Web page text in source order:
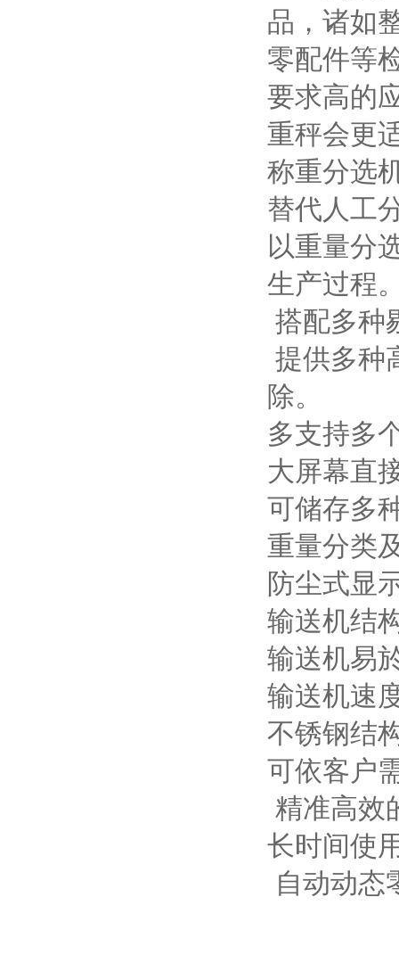
品，诸如
零配件等
要求高的
重秤会更
称重分选
替代人工
以重量分
生产过程
搭配多种
提供多种
除。
多支持多
大屏幕直
可储存多
重量分类
防尘式显
输送机结
输送机易
输送机速
不锈钢结
可依客户
精准高效
长时间使
自动动态